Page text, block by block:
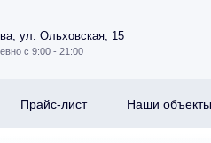
ул. Ольховская, 15
с 9:00 - 21:00
Прайс-лист Наши объекты